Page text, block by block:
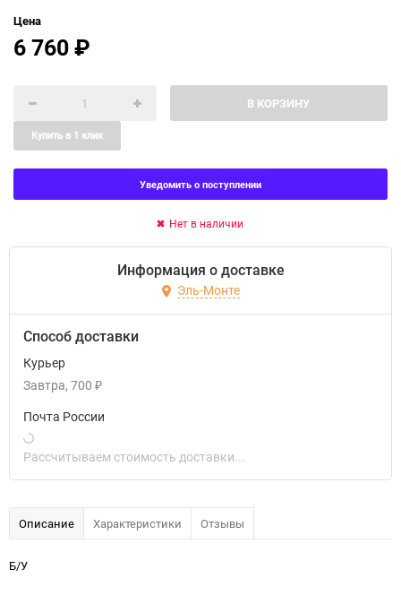
Цена
6 760₽
В КОРЗИНУ
Купить в 1 клик
Уведомить о поступлении
Нет в наличии
Информация о доставке
Эль-Монте
Способ доставки
Курьер
Завтра 700 ₽
Почта России
Рассчитываем стоимость доставки...
Описание Характеристики Отзывы
Б/У